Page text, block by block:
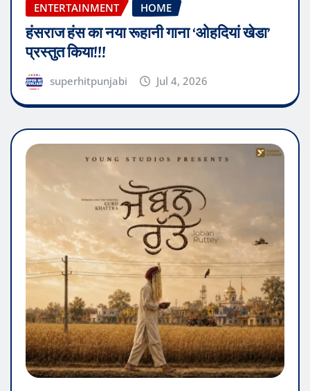
ENTERTAINMENT HOME
हंसराज हंस का नया रूहानी गाना ‘ओहदियां खेडा’
प्रस्तुत किया!!!
superhitpunjabi Jul 4, 2026